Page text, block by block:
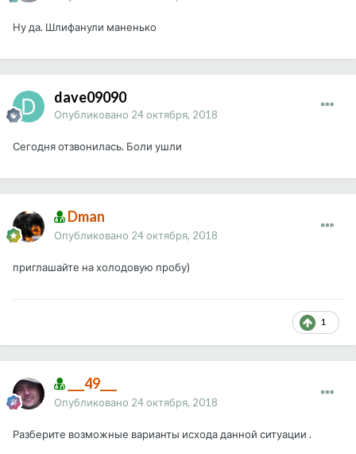
Ну да. Шлифанули маненько
dave09090
Опубликовано 24 октября, 2018
Сегодня отзвонилась. Боли ушли
Dman
Опубликовано 24 октября, 2018
приглашайте на холодовую пробу)
1
___49___
Опубликовано 24 октября, 2018
Разберите возможные варианты исхода данной ситуации .